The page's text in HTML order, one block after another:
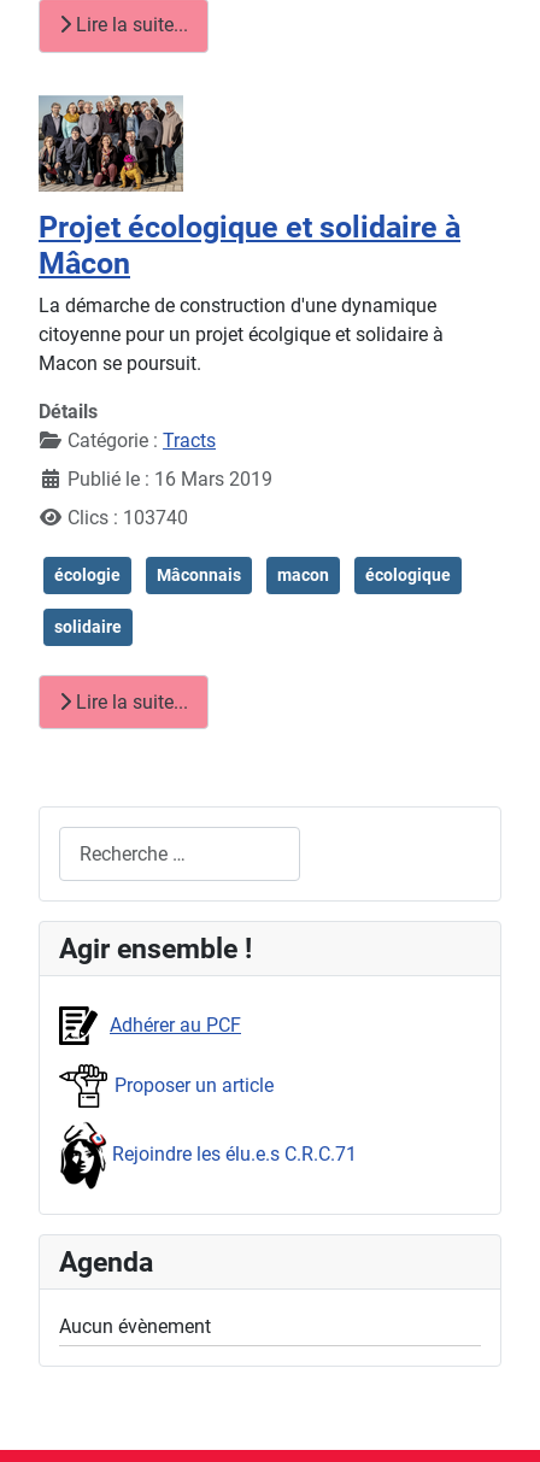
Lire la suite...
Projet écologique et solidaire à
Mâcon
La démarche de construction d'une dynamique
citoyenne pour un projet écolgique et solidaire à
Macon se poursuit.
Détails
Catégorie : Tracts
Publié le : 16 Mars 2019
Clics : 103740
écologie Mâconnais macon écologique
solidaire
Lire la suite...
Agir ensemble !
Adhérer au PCF
Proposer un article
Rejoindre les élu.e.s C.R.C.71
Agenda
Aucun évènement